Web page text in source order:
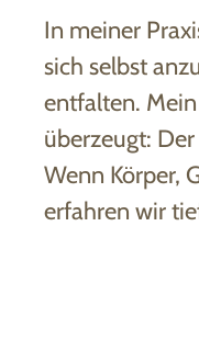
In meiner
sich selbst
entfalten.
überzeugt:
Wenn Körper,
erfahren wir